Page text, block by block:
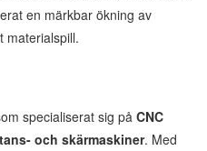
en märkbar ökning av
materialspill.
specialiserat sig på CNC
och skärmaskiner. Med